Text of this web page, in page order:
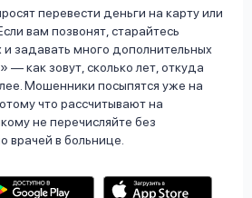
перевести деньги на карту или
вам позвонят, старайтесь
и задавать много дополнительных
— как зовут, сколько лет, откуда
Мошенники посыпятся уже на
что рассчитывают на
не перечисляйте без
врачей в больнице.